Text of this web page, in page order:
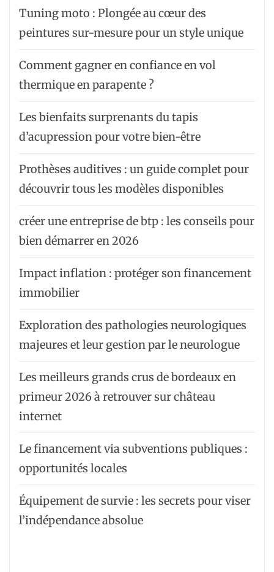
Tuning moto : Plongée au cœur des
peintures sur-mesure pour un style unique
Comment gagner en confiance en vol
thermique en parapente ?
Les bienfaits surprenants du tapis
d’acupression pour votre bien-être
Prothèses auditives : un guide complet pour
découvrir tous les modèles disponibles
créer une entreprise de btp : les conseils pour
bien démarrer en 2026
Impact inflation : protéger son financement
immobilier
Exploration des pathologies neurologiques
majeures et leur gestion par le neurologue
Les meilleurs grands crus de bordeaux en
primeur 2026 à retrouver sur château
internet
Le financement via subventions publiques :
opportunités locales
Équipement de survie : les secrets pour viser
l’indépendance absolue